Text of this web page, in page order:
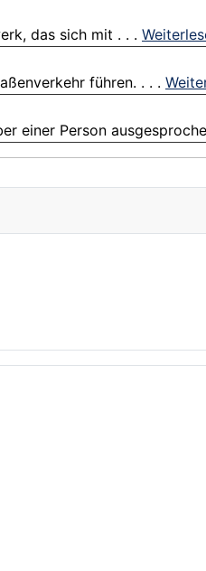
das sich mit . . .
führen. . . .
einer Person